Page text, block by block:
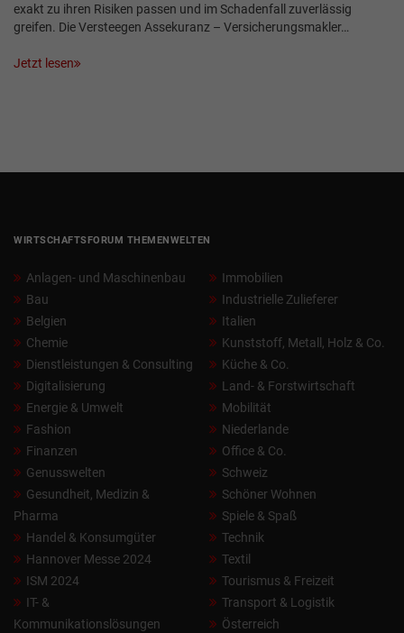
exakt zu ihren Risiken passen und im Schadenfall zuverlässig
greifen. Die Versteegen Assekuranz – Versicherungsmakler…
Jetzt lesen
WIRTSCHAFTSFORUM THEMENWELTEN
Anlagen- und Maschinenbau
Bau
Belgien
Chemie
Dienstleistungen & Consulting
Digitalisierung
Energie & Umwelt
Fashion
Finanzen
Genusswelten
Gesundheit, Medizin &
Pharma
Handel & Konsumgüter
Hannover Messe 2024
ISM 2024
IT- &
Kommunikationslösungen
Immobilien
Industrielle Zulieferer
Italien
Kunststoff, Metall, Holz & Co.
Küche & Co.
Land- & Forstwirtschaft
Mobilität
Niederlande
Office & Co.
Schweiz
Schöner Wohnen
Spiele & Spaß
Technik
Textil
Tourismus & Freizeit
Transport & Logistik
Österreich